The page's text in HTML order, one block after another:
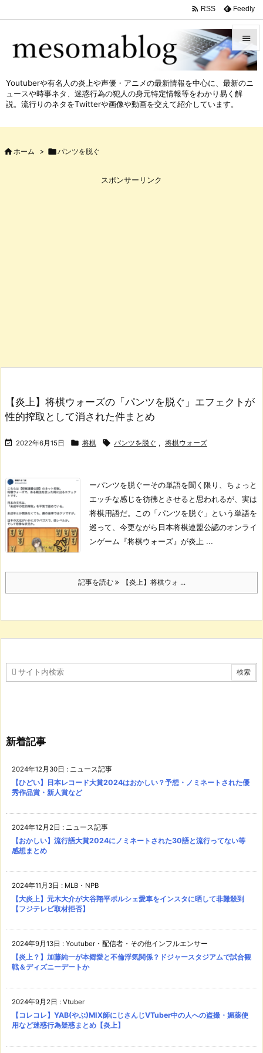



 RSS Feedly
Youtuberや有名人の炎上や声優・アニメの最新情報を中心に、最新のニ
ュースや時事ネタ、迷惑行為の犯人の身元特定情報等をわかり易く解
説。流行りのネタをTwitterや画像や動画を交えて紹介しています。
 ホーム > パンツを脱ぐ
スポンサーリンク
【炎上】将棋ウォーズの「パンツを脱ぐ」エフェクトが
性的搾取として消された件まとめ
 2022年6月15日  将棋  パンツを脱ぐ , 将棋ウォーズ
ーパンツを脱ぐーその単語を聞く限り、ちょっと
エッチな感じを彷彿とさせると思われるが、実は
将棋用語だ。
この「パンツを脱ぐ」という単語を
巡って、今更ながら日本将棋連盟公認のオンライ
ンゲーム『将棋ウォーズ』が炎上 ...
記事を読む 【炎上】将棋ウォ ...
新着記事
2024年12月30日 : ニュース記事
【ひどい】日本レコード大賞2024はおかしい？予想・ノミネートされた優
秀作品賞・新人賞など
2024年12月2日 : ニュース記事
【おかしい】流行語大賞2024にノミネートされた30語と流行ってない等
感想まとめ
2024年11月3日 : MLB・NPB
【大炎上】元木大介が大谷翔平ポルシェ愛車をインスタに晒して非難殺到
【フジテレビ取材拒否】
2024年9月13日 : Youtuber・配信者・その他インフルエンサー
【炎上？】加藤純一が本郷愛と不倫浮気関係？ドジャースタジアムで試合観
戦＆ディズニーデートか
2024年9月2日 : Vtuber
【コレコレ】YAB(やぶ)MIX師にじさんじVTuber中の人への盗撮・媚薬使
用など迷惑行為疑惑まとめ【炎上】